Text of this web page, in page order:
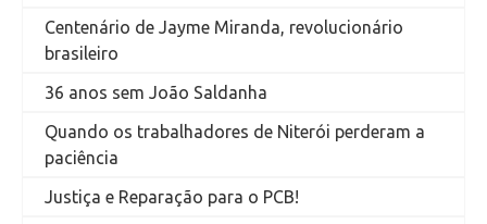
Centenário de Jayme Miranda, revolucionário
brasileiro
36 anos sem João Saldanha
Quando os trabalhadores de Niterói perderam a
paciência
Justiça e Reparação para o PCB!